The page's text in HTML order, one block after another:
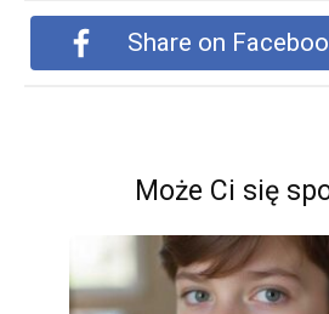
Share on
Może Ci się